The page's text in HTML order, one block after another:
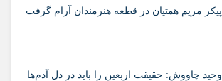
پیکر مریم همتیان در قطعه هنرمندان آرام گرفت
وحید چاووش: حقیقت اربعین را باید در دل آدم‌ها